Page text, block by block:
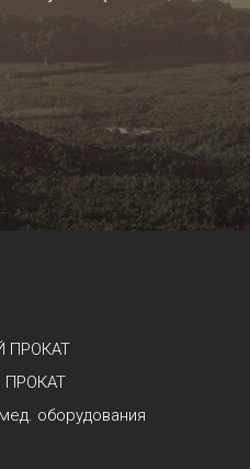
ПРОКАТ
оборудования